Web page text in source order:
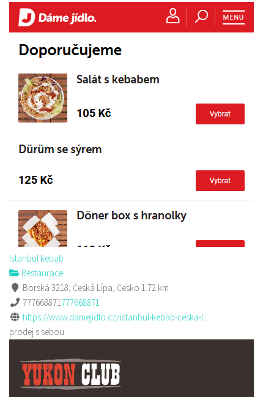
Istanbul kebab
Restaurace
Borská 3218, Česká Lípa, Česko 1.72 km
777668871777668871
https://www.damejidlo.cz/istanbul-kebab-ceska-l...
prodej s sebou